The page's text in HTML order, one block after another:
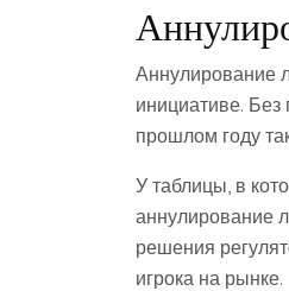
Аннулирование
инициативе.
прошлом году
У таблицы, в
аннулирование
решения
игрока на рынке.